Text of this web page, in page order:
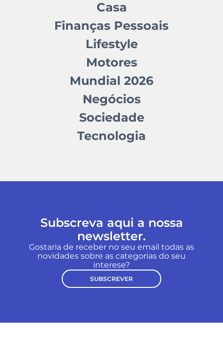
Casa
Finanças Pessoais
Lifestyle
Motores
Mundial 2026
Negócios
Sociedade
Tecnologia
Subscreva aqui a nossa
newsletter.
Gostaria de receber no seu email todas as
novidades sobre as categorias do seu
interese?
SUBSCREVER